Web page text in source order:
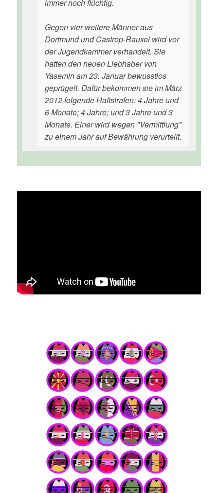
immer noch flüchtig.
Gegen vier weitere Männer aus
Dortmund und Castrop-Rauxel wird vor
der Jugendkammer verhandelt. Sie
hatten den neuen Liebhaber von
Yasemin am 23. Januar bewusstlos
geprügelt. Dafür bekommen sie im März
2012 folgende Haftstrafen: 4 Jahre und
6 Monate; 4 Jahre; und 3 Jahre und 3
Monate. Einer wird wegen "Vermittlung"
zu einem Jahr auf Bewährung verurteilt.